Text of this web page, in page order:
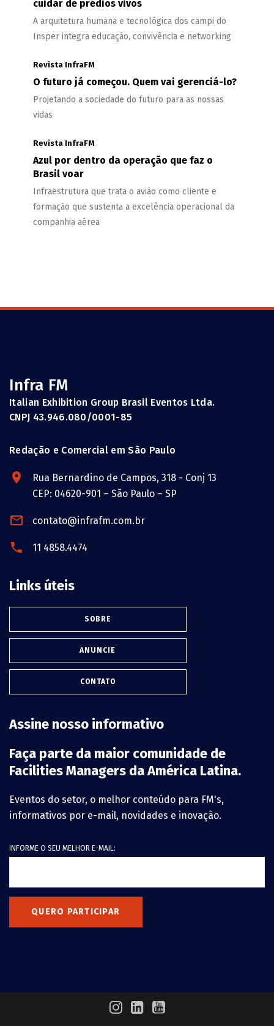
cuidar de prédios vivos
A arquitetura humana e tecnológica dos campi do
Insper integra educação, convivência e networking
Revista InfraFM
O futuro já começou. Quem vai gerenciá-lo?
Projetando a sociedade do futuro para as nossas
vidas
Revista InfraFM
Azul por dentro da operação que faz o
Brasil voar
Infraestrutura que trata o avião como cliente e
formação que sustenta a excelência operacional da
companhia aérea
Infra FM
Italian Exhibition Group Brasil Eventos Ltda.
CNPJ 43.946.080/0001-85
Redação e Comercial em São Paulo
Rua Bernardino de Campos, 318 - Conj 13
CEP: 04620-901 – São Paulo – SP
contato@infrafm.com.br
11 4858.4474
Links úteis
SOBRE
ANUNCIE
CONTATO
Assine nosso informativo
Faça parte da maior comunidade de
Facilities Managers da América Latina.
Eventos do setor, o melhor conteúdo para FM's,
informativos por e-mail, novidades e inovação.
INFORME O SEU MELHOR E-MAIL:
QUERO PARTICIPAR